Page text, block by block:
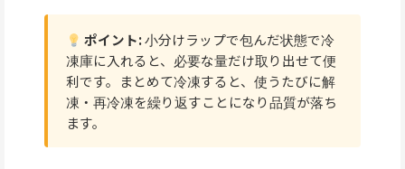
ポイント:小分けラップで包んだ状態で冷
凍庫に入れると、必要な量だけ取り出せて便
利です。まとめて冷凍すると、使うたびに解
凍・再冷凍を繰り返すことになり品質が落ち
ます。